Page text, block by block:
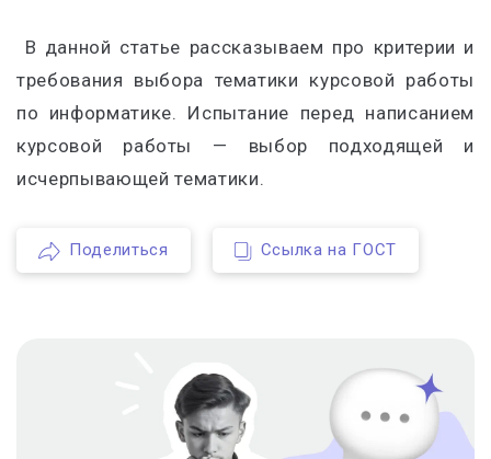
В данной статье рассказываем про критерии и
требования выбора тематики курсовой работы
по информатике. Испытание перед написанием
курсовой работы — выбор подходящей и
исчерпывающей тематики.
Поделиться Ссылка на ГОСТ